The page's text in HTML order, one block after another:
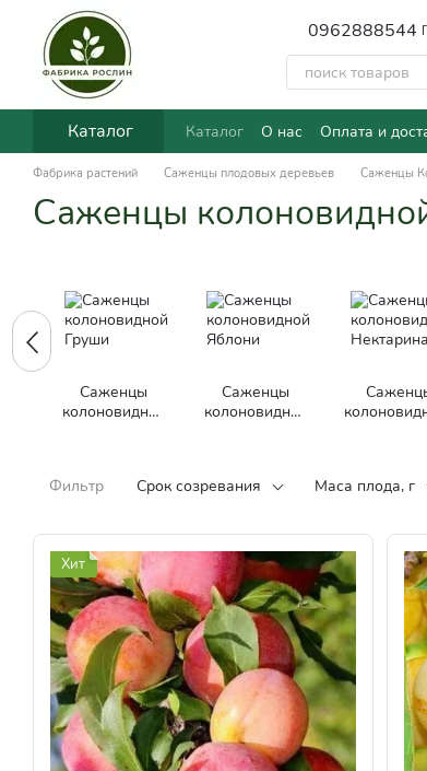
Перейти к основному контенту
0962888544
Каталог Каталог О нас Оплата и
Фабрика растений Саженцы плодовых деревьев Саженцы
Саженцы
Саженцы
колоновидной
Саженцы
колоновидной
Фильтр Срок созревания Маса плода, г
Хит